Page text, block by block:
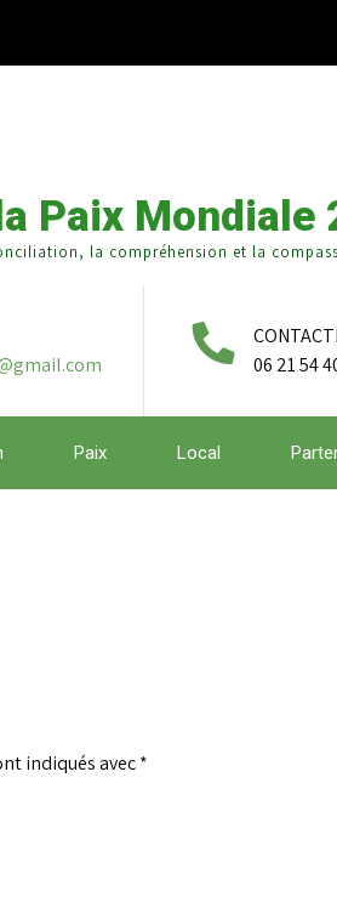
Paix Mondiale
la compréhension et la
06 21 54
Paix Local
indiqués avec*